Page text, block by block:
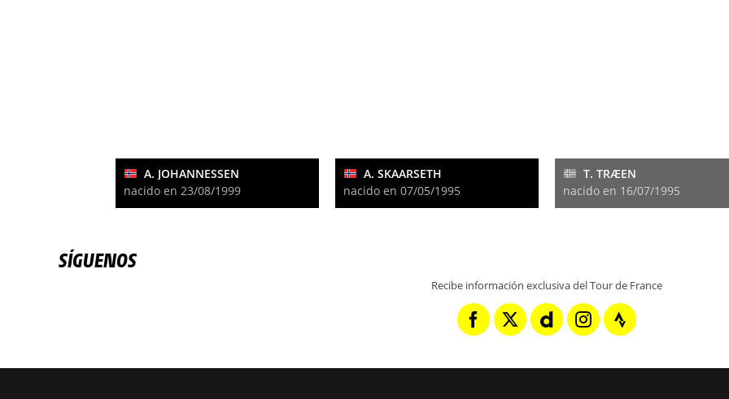
A. JOHANNESSEN
nacido en 23/08/1999
A. SKAARSETH
nacido en 07/05/1995
T. TRÆEN
nacido en 16/07/1995
SÍGUENOS
Recibe información exclusiva del Tour de France